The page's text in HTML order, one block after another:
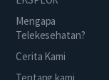
Mengapa
Telekesehatan?
Cerita Kami